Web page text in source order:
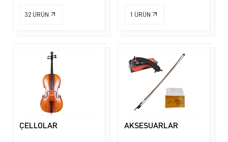
32 ÜRÜN 1 ÜRÜN
ÇELLOLAR AKSESUARLAR